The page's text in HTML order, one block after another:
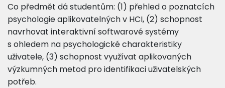
Co předmět dá studentům: (1) přehled o poznatcích
psychologie aplikovatelných v HCI, (2) schopnost
navrhovat interaktivní softwarové systémy
s ohledem na psychologické charakteristiky
uživatele, (3) schopnost využívat aplikovaných
výzkumných metod pro identifikaci uživatelských
potřeb.